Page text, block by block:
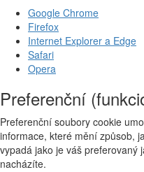
Google Chrome
Firefox
Internet Explorer a Edge
Safari
Opera
Preferenční
Preferenční soubory cookie
informace, které mění způsob,
vypadá jako je váš preferovaný
nacházíte.